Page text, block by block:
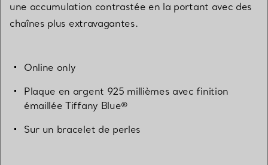
une accumulation contrastée en la portant avec des
chaînes plus extravagantes.
Online only
Plaque en argent 925 millièmes avec finition
émaillée Tiffany Blue®
Sur un bracelet de perles